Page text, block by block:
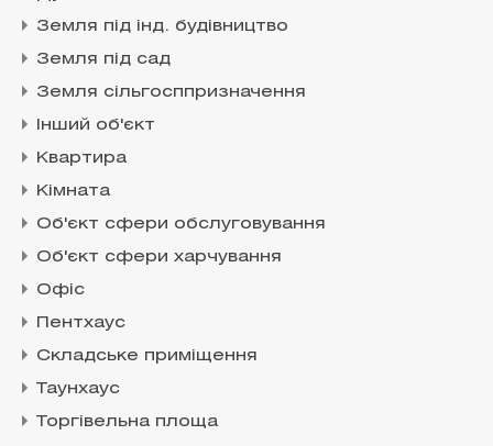
Земля під інд. будівництво
Земля під сад
Земля сільгосппризначення
Інший об'єкт
Квартира
Кімната
Об'єкт сфери обслуговування
Об'єкт сфери харчування
Офіс
Пентхаус
Складське приміщення
Таунхаус
Торгівельна площа